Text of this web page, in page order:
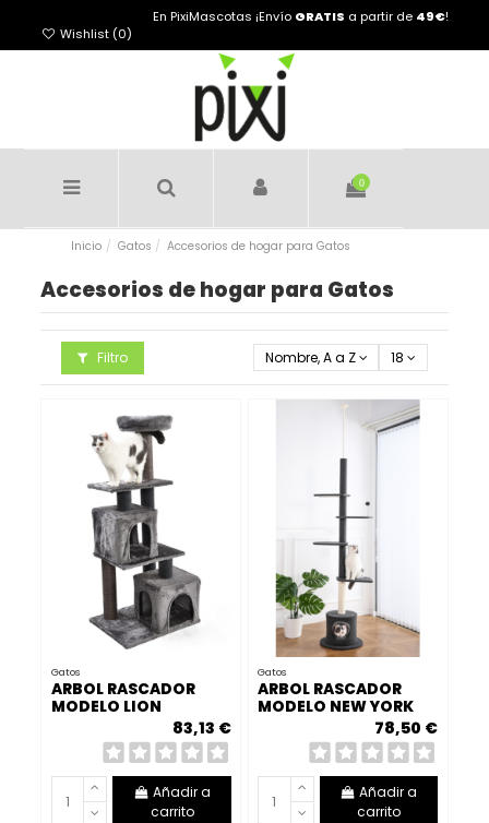
En PixiMascotas ¡Envío GRATIS a partir de 49€!
Wishlist (0)
0
Inicio Gatos Accesorios de hogar para Gatos
Accesorios de hogar para Gatos
Filtro Nombre, A a Z 18
Gatos
ARBOL RASCADOR
MODELO LION
83,13 €
Añadir a
carrito
Gatos
ARBOL RASCADOR
MODELO NEW YORK
49*49*233-25 MOLY
78,50 €
Añadir a
carrito